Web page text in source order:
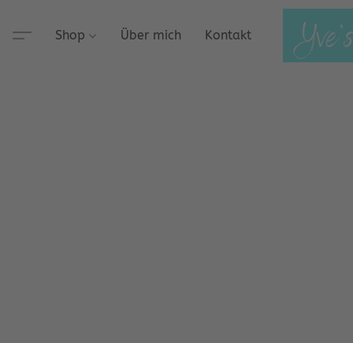
Shop Über mich Kontakt